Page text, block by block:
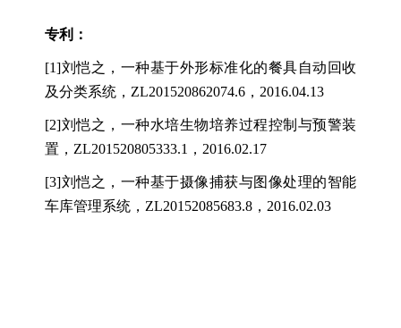
专利：
[1]刘恺之，一种基于外形标准化的餐具自动回收
及分类系统， ZL201520862074.6 ， 2016.04.13
[2]刘恺之，一种水培生物培养过程控制与预警装
置， ZL201520805333.1 ， 2016.02.17
[3]刘恺之，一种基于摄像捕获与图像处理的智能
车库管理系统， ZL20152085683.8 ， 2016.02.03